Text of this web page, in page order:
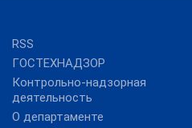
RSS
ГОСТЕХНАДЗОР
Контрольно-надзорная
деятельность
О департаменте